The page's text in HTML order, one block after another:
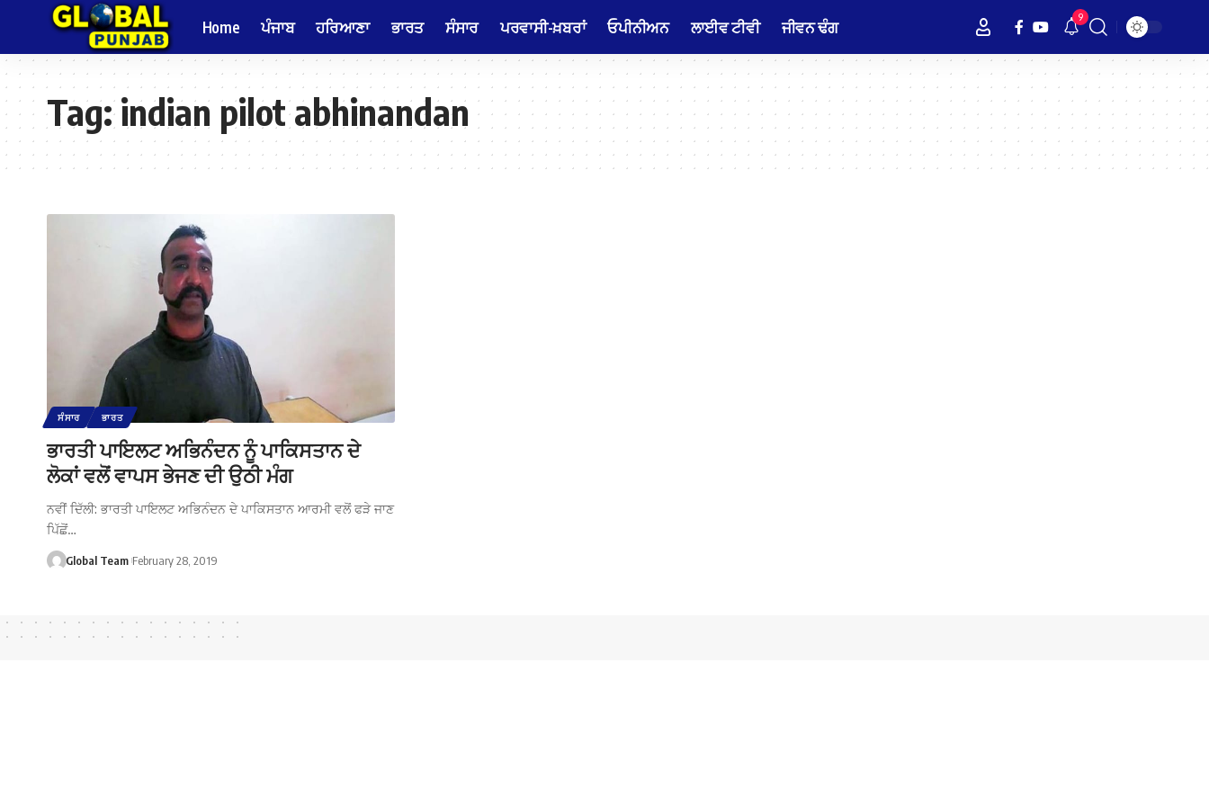
Home ਪੰਜਾਬ ਹਰਿਆਣਾ ਭਾਰਤ ਸੰਸਾਰ ਪਰਵਾਸੀ-ਖ਼ਬਰਾਂ ਓਪੀਨੀਅਨ ਲਾਈਵ ਟੀਵੀ ਜੀਵਨ ਢੰਗ 9
Tag:indian pilot abhinandan
ਸੰਸਾਰ ਭਾਰਤ
ਭਾਰਤੀ ਪਾਇਲਟ ਅਭਿਨੰਦਨ ਨੂੰ ਪਾਕਿਸਤਾਨ ਦੇ
ਲੋਕਾਂ ਵਲੋਂ ਵਾਪਸ ਭੇਜਣ ਦੀ ਉਠੀ ਮੰਗ
ਨਵੀਂ ਦਿੱਲੀ: ਭਾਰਤੀ ਪਾਇਲਟ ਅਭਿਨੰਦਨ ਦੇ ਪਾਕਿਸਤਾਨ ਆਰਮੀ ਵਲੋਂ ਫੜੇ ਜਾਣ
ਪਿੱਛੋਂ…
Global Team February 28, 2019